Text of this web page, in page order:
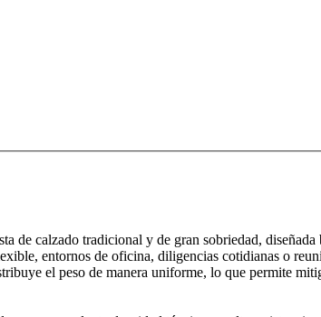
de calzado tradicional y de gran sobriedad,
entornos de oficina, diligencias cotidianas o
el peso de manera uniforme, lo que permite